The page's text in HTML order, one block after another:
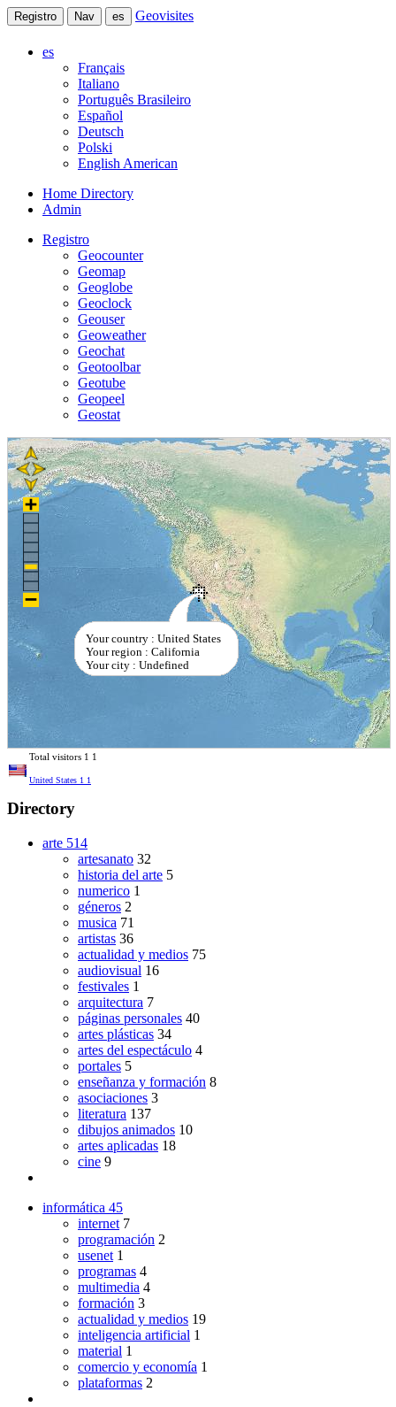
Registro Nav es Geovisites
es
Français
Italiano
Português Brasileiro
Español
Deutsch
Polski
English American
Home Directory
Admin
Registro
Geocounter
Geomap
Geoglobe
Geoclock
Geouser
Geoweather
Geochat
Geotoolbar
Geotube
Geopeel
Geostat
Your country : United States
Your region : California
Your city : Undefined
Total visitors 1 1
United States 1 1
Directory
arte 514
artesanato 32
historia del arte 5
numerico 1
géneros 2
musica 71
artistas 36
actualidad y medios 75
audiovisual 16
festivales 1
arquitectura 7
páginas personales 40
artes plásticas 34
artes del espectáculo 4
portales 5
enseñanza y formación 8
asociaciones 3
literatura 137
dibujos animados 10
artes aplicadas 18
cine 9
informática 45
internet 7
programación 2
usenet 1
programas 4
multimedia 4
formación 3
actualidad y medios 19
inteligencia artificial 1
material 1
comercio y economía 1
plataformas 2